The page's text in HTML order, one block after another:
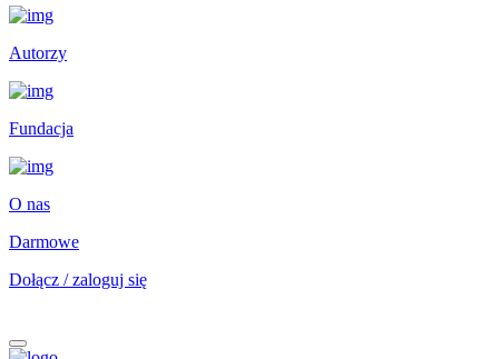
Autorzy
Fundacja
O nas
Darmowe
Dołącz / zaloguj się